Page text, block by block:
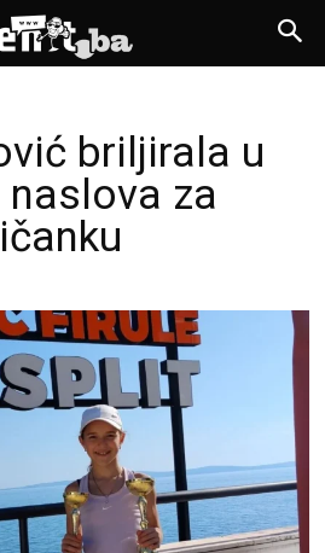
briljirala u
naslova za